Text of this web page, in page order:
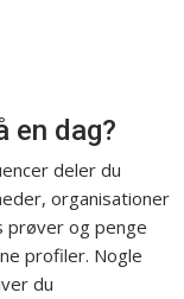
en dag?
deler du
organisationer
prøver og penge
profiler. Nogle
du